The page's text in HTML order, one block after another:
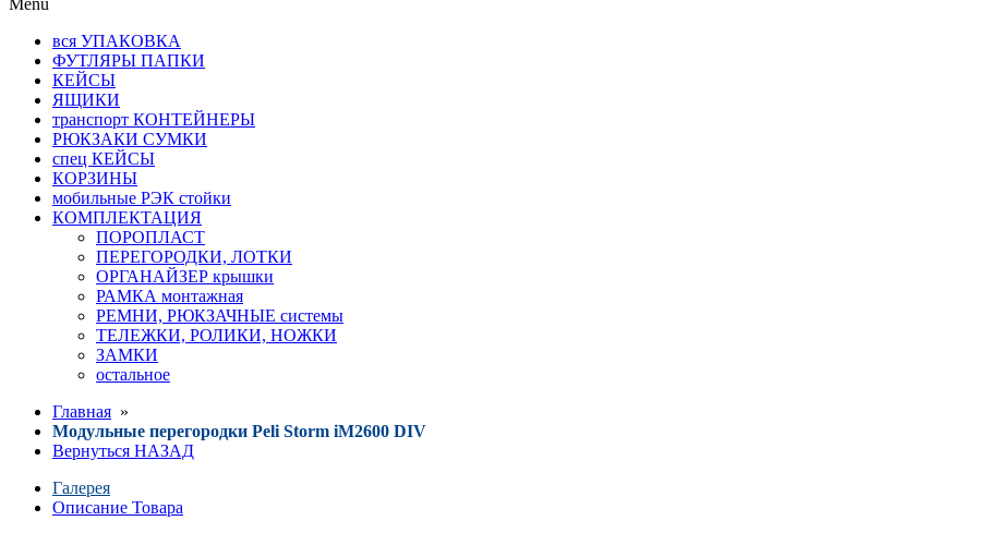
Menu
вся УПАКОВКА
ФУТЛЯРЫ ПАПКИ
КЕЙСЫ
ЯЩИКИ
транспорт КОНТЕЙНЕРЫ
РЮКЗАКИ СУМКИ
спец КЕЙСЫ
КОРЗИНЫ
мобильные РЭК стойки
КОМПЛЕКТАЦИЯ
ПОРОПЛАСТ
ПЕРЕГОРОДКИ, ЛОТКИ
ОРГАНАЙЗЕР крышки
РАМКА монтажная
РЕМНИ, РЮКЗАЧНЫЕ системы
ТЕЛЕЖКИ, РОЛИКИ, НОЖКИ
ЗАМКИ
остальное
Главная »
Модульные перегородки Peli Storm iM2600 DIV
Вернуться НАЗАД
Галерея
Описание Товара